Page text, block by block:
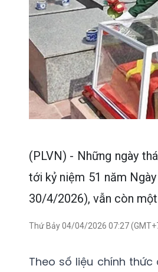
(PLVN) - Những ngày
tới kỷ niệm 51 năm
30/4/2026), vẫn còn
Thứ Bảy 04/04/2026 07:27
Theo số liệu chính